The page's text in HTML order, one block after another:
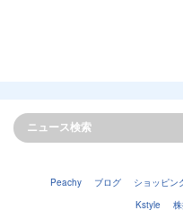
Peachy ブログ ショッピン
Kstyle